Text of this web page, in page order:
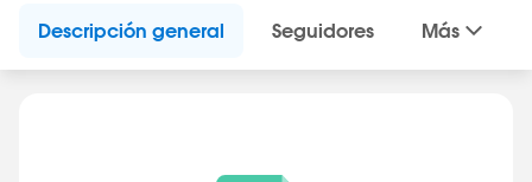
Descripción general Seguidores Más